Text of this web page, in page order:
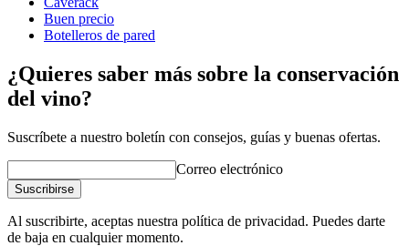
Buen precio
Botelleros de pared
¿Quieres saber más sobre la conservación
del vino?
Suscríbete a nuestro boletín con consejos, guías y buenas ofertas.
Correo electrónico
Suscribirse
Al suscribirte, aceptas nuestra política de privacidad. Puedes darte
de baja en cualquier momento.